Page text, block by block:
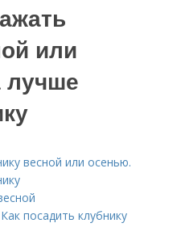
или
лучше
весной или осенью.
посадить клубнику